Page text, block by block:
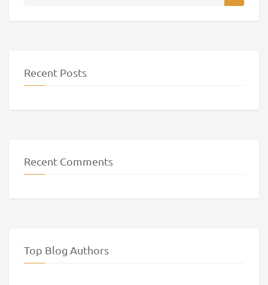
Recent Posts
Recent Comments
Top Blog Authors